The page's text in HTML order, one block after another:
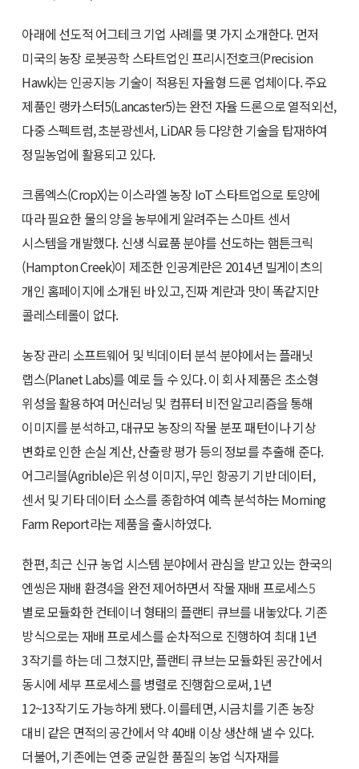
아래에 선도적 어그테크 기업 사례를 몇 가지 소개한다. 먼저
미국의 농장 로봇공학 스타트업인 프리시전호크(Precision
Hawk)는 인공지능 기술이 적용된 자율형 드론 업체이다. 주요
제품인 랭카스터5(Lancaster5)는 완전 자율 드론으로 열적외선,
다중 스펙트럼, 초분광센서, LiDAR 등 다양한 기술을 탑재하여
정밀농업에 활용되고 있다.
크롭엑스(CropX)는 이스라엘 농장 IoT 스타트업으로 토양에
따라 필요한 물의 양을 농부에게 알려주는 스마트 센서
시스템을 개발했다. 신생 식료품 분야를 선도하는 햄튼크릭
(Hampton Creek)이 제조한 인공계란은 2014년 빌게이츠의
개인 홈페이지에 소개된 바 있고, 진짜 계란과 맛이 똑같지만
콜레스테롤이 없다.
농장 관리 소프트웨어 및 빅데이터 분석 분야에서는 플래닛
랩스(Planet Labs)를 예로 들 수 있다. 이 회사 제품은 초소형
위성을 활용하여 머신러닝 및 컴퓨터 비전 알고리즘을 통해
이미지를 분석하고, 대규모 농장의 작물 분포 패턴이나 기상
변화로 인한 손실 계산, 산출량 평가 등의 정보를 추출해 준다.
어그리블(Agrible)은 위성 이미지, 무인 항공기 기반 데이터,
센서 및 기타 데이터 소스를 종합하여 예측 분석하는 Morning
Farm Report라는 제품을 출시하였다.
한편, 최근 신규 농업 시스템 분야에서 관심을 받고 있는 한국의
엔씽은 재배 환경4을 완전 제어하면서 작물 재배 프로세스5
별로 모듈화한 컨테이너 형태의 플랜티 큐브를 내놓았다. 기존
방식으로는 재배 프로세스를 순차적으로 진행하여 최대 1년
3작기를 하는 데 그쳤지만, 플랜티 큐브는 모듈화된 공간에서
동시에 세부 프로세스를 병렬로 진행함으로써, 1년
12~13작기도 가능하게 됐다. 이를테면, 시금치를 기존 농장
대비 같은 면적의 공간에서 약 40배 이상 생산해 낼 수 있다.
더불어, 기존에는 연중 균일한 품질의 농업 식자재를